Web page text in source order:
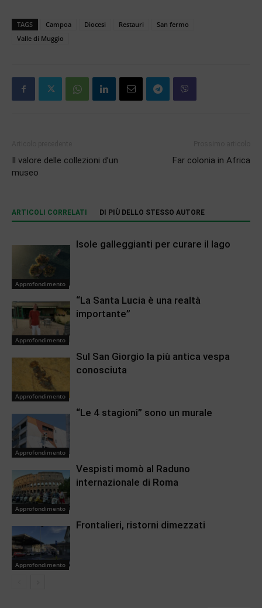
TAGS Campoa Diocesi Restauri
San fermo
Valle di Muggio
Il valore delle collezioni d’un
museo
Far colonia in Africa
ARTICOLI CORRELATI DI PIÙ DELLO STESSO AUTORE
Approfondimento
Isole galleggianti per curare il lago
Approfondimento
“La Santa Lucia è una realtà
importante”
Approfondimento
Sul San Giorgio la più antica vespa
conosciuta
Approfondimento
“Le 4 stagioni” sono un murale
Approfondimento
Vespisti momò al Raduno
internazionale di Roma
Approfondimento
Frontalieri, ristorni dimezzati